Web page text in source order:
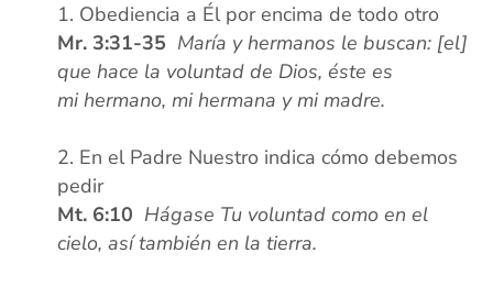
Obediencia a Él por encima de todo otro
Mr. 3:31-35 María y hermanos le buscan: [el]
que hace la voluntad de Dios, éste es
mi hermano, mi hermana y mi madre.
En el Padre Nuestro indica cómo debemos
pedir
Mt. 6:10 Hágase Tu voluntad como en el
cielo, así también en la tierra.